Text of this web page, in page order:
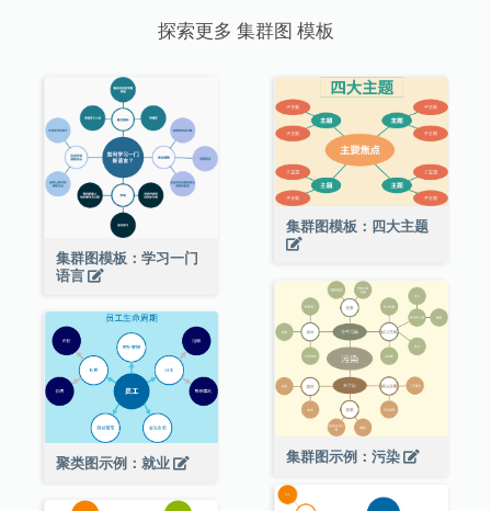
探索更多 集群图 模板
集群图模板：学习一门
语言
集群图模板：四大主题
集群图示例：污染
聚类图示例：就业